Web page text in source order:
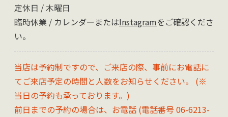
定休日 / 木曜日
臨時休業 / カレンダーまたはInstagramをご確認くださ
い。
当店は予約制ですので、ご来店の際、事前にお電話に
てご来店予定の時間と人数をお知らせください。 (※
当日の予約も承っております。)
前日までの予約の場合は、お電話 (電話番号 06-6213-